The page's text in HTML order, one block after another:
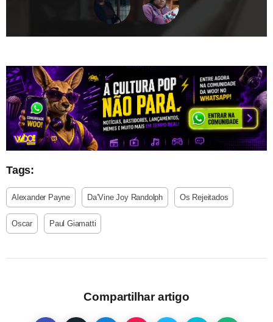
Tags:
Alexander Payne Da’Vine Joy Randolph Os Rejeitados
Oscar Paul Giamatti
Compartilhar artigo